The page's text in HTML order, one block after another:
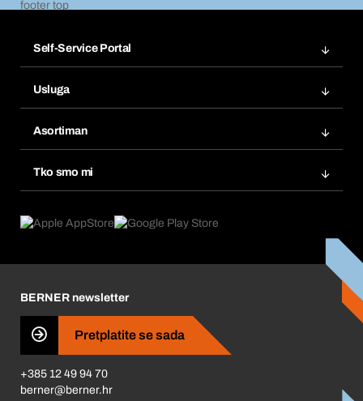
Self-Service Portal
Popisi želja
Ponovno naručivanje
Pretplate
Usluga
Tražitelji proizvoda
Asortiman
Tko smo mi
Što nas pokreće
Business Conduct
BERNER newsletter
Pretplatite se sada
+385 12 49 94 70
berner@berner.hr